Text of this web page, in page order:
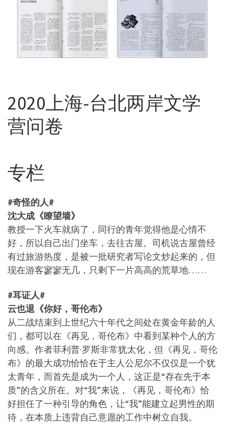
2020上海-台北两岸文学
营问卷
专栏
#奇怪的人#
沈大成《瞭望墙》
教授一下火车就病了，同行的青年觉得他是心情不
好，所以自己出门坐车，去往古屋。司机说古屋曾经
有过旅游热度，是被一批研究者写论文炒起来的，但
现在游客寥寥无几，只剩下一片高高的荒草地……
#耳证人#
云也退《你好，哥伦布》
从二战结束到上世纪六十年代之间处在黄金年龄的人
们，都可以在《再见，哥伦布》中看到某种个人的方
向感。作者菲利普·罗斯非常犹太化，但《再见，哥伦
布》的最大成功恰恰在于主人公尼尔不仅仅是一个犹
太青年，而首先是成为一个人，这正是“存在先于本
质”的含义所在。对“我”来说，《再见，哥伦布》恰
好担任了一种引导的角色，让“我”能建立起男性的期
待，在本质上违背自己意愿的工作中树立自我。